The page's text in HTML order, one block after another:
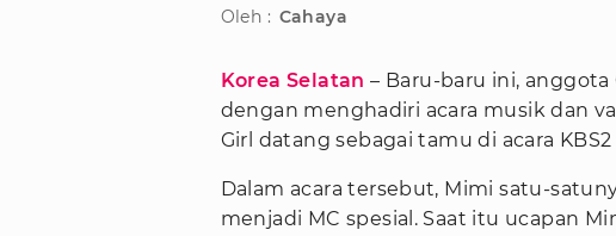
Oleh : Cahaya
Korea Selatan – Baru-baru ini,
dengan menghadiri acara musik dan
Girl datang sebagai tamu di acara KBS2
Dalam acara tersebut, Mimi satu-
menjadi MC spesial. Saat itu ucapan